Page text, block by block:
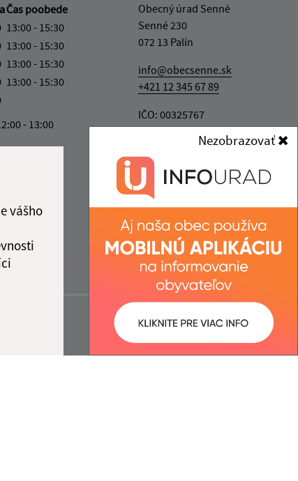
vášho
Nezobrazovať
Čas poobede
13:00 - 15:30
13:00 - 15:30
13:00 - 15:30
13:00 - 15:30
- 13:00
Obecný úrad Senné
Senné 230
072 13 Palín
info@obecsenne.sk
+421 12 345 67 89
IČO: 00325767